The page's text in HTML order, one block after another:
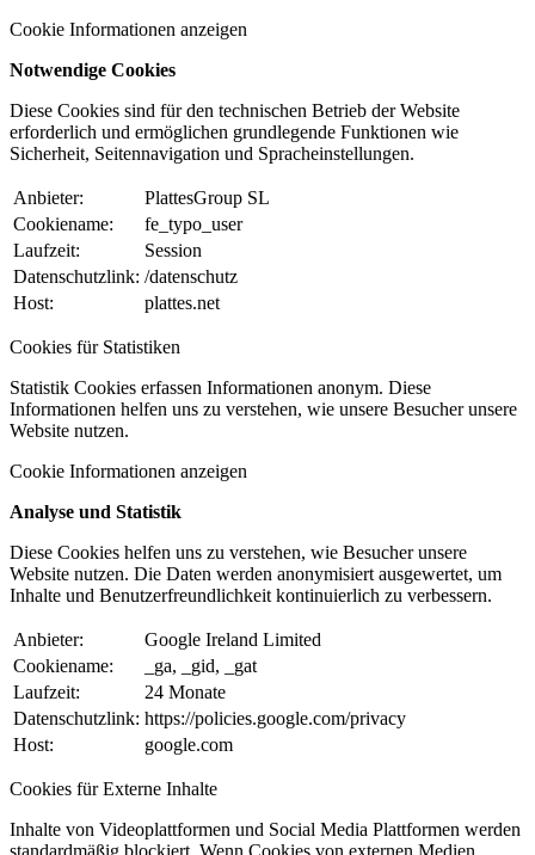
Cookie Informationen anzeigen
Notwendige Cookies
Diese Cookies sind für den technischen Betrieb der Website
erforderlich und ermöglichen grundlegende Funktionen wie
Sicherheit, Seitennavigation und Spracheinstellungen.
Anbieter:
PlattesGroup SL
Cookiename:
fe_typo_user
Laufzeit:
Session
Datenschutzlink: /datenschutz
Host:
plattes.net
Cookies für Statistiken
Statistik Cookies erfassen Informationen anonym. Diese
Informationen helfen uns zu verstehen, wie unsere Besucher unsere
Website nutzen.
Cookie Informationen anzeigen
Analyse und Statistik
Diese Cookies helfen uns zu verstehen, wie Besucher unsere
Website nutzen. Die Daten werden anonymisiert ausgewertet, um
Inhalte und Benutzerfreundlichkeit kontinuierlich zu verbessern.
Anbieter:
Google Ireland Limited
Cookiename:
_ga, _gid, _gat
Laufzeit:
24 Monate
Datenschutzlink: https://policies.google.com/privacy
Host:
google.com
Cookies für Externe Inhalte
Inhalte von Videoplattformen und Social Media Plattformen werden
standardmäßig blockiert. Wenn Cookies von externen Medien